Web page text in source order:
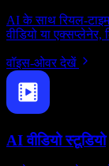
AI के साथ रियल-
वीडियो या
वॉइस-ओवर देखें
AI वीडियो स्टूडियो